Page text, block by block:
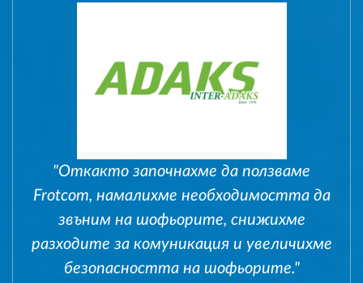
"Откакто започнахме да ползваме
Frotcom, намалихме необходимостта да
звъним на шофьорите, снижихме
разходите за комуникация и увеличихме
безопасността на шофьорите."